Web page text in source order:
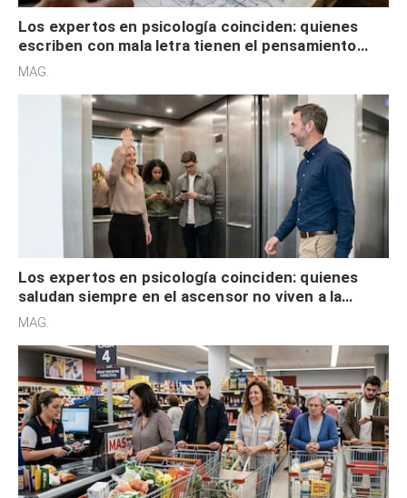
Los expertos en psicología coinciden: quienes
escriben con mala letra tienen el pensamiento
acelerado y no lo hacen por desinterés
MAG.
Los expertos en psicología coinciden: quienes
saludan siempre en el ascensor no viven a la
defensiva y tienen apertura social
MAG.